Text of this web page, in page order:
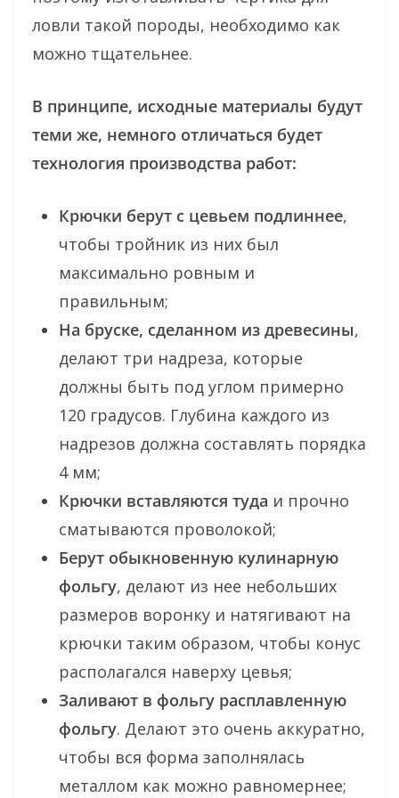
ловли такой породы, необходимо как
можно тщательнее.
В принципе, исходные материалы будут
теми же, немного отличаться будет
технология производства работ:
Крючки берут с цевьем подлиннее,
чтобы тройник из них был
максимально ровным и
правильным;
На бруске, сделанном из древесины,
делают три надреза, которые
должны быть под углом примерно
120 градусов. Глубина каждого из
надрезов должна составлять порядка
4 мм;
Крючки вставляются туда и прочно
сматываются проволокой;
Берут обыкновенную кулинарную
фольгу, делают из нее небольших
размеров воронку и натягивают на
крючки таким образом, чтобы конус
располагался наверху цевья;
Заливают в фольгу расплавленную
фольгу. Делают это очень аккуратно,
чтобы вся форма заполнялась
металлом как можно равномернее;